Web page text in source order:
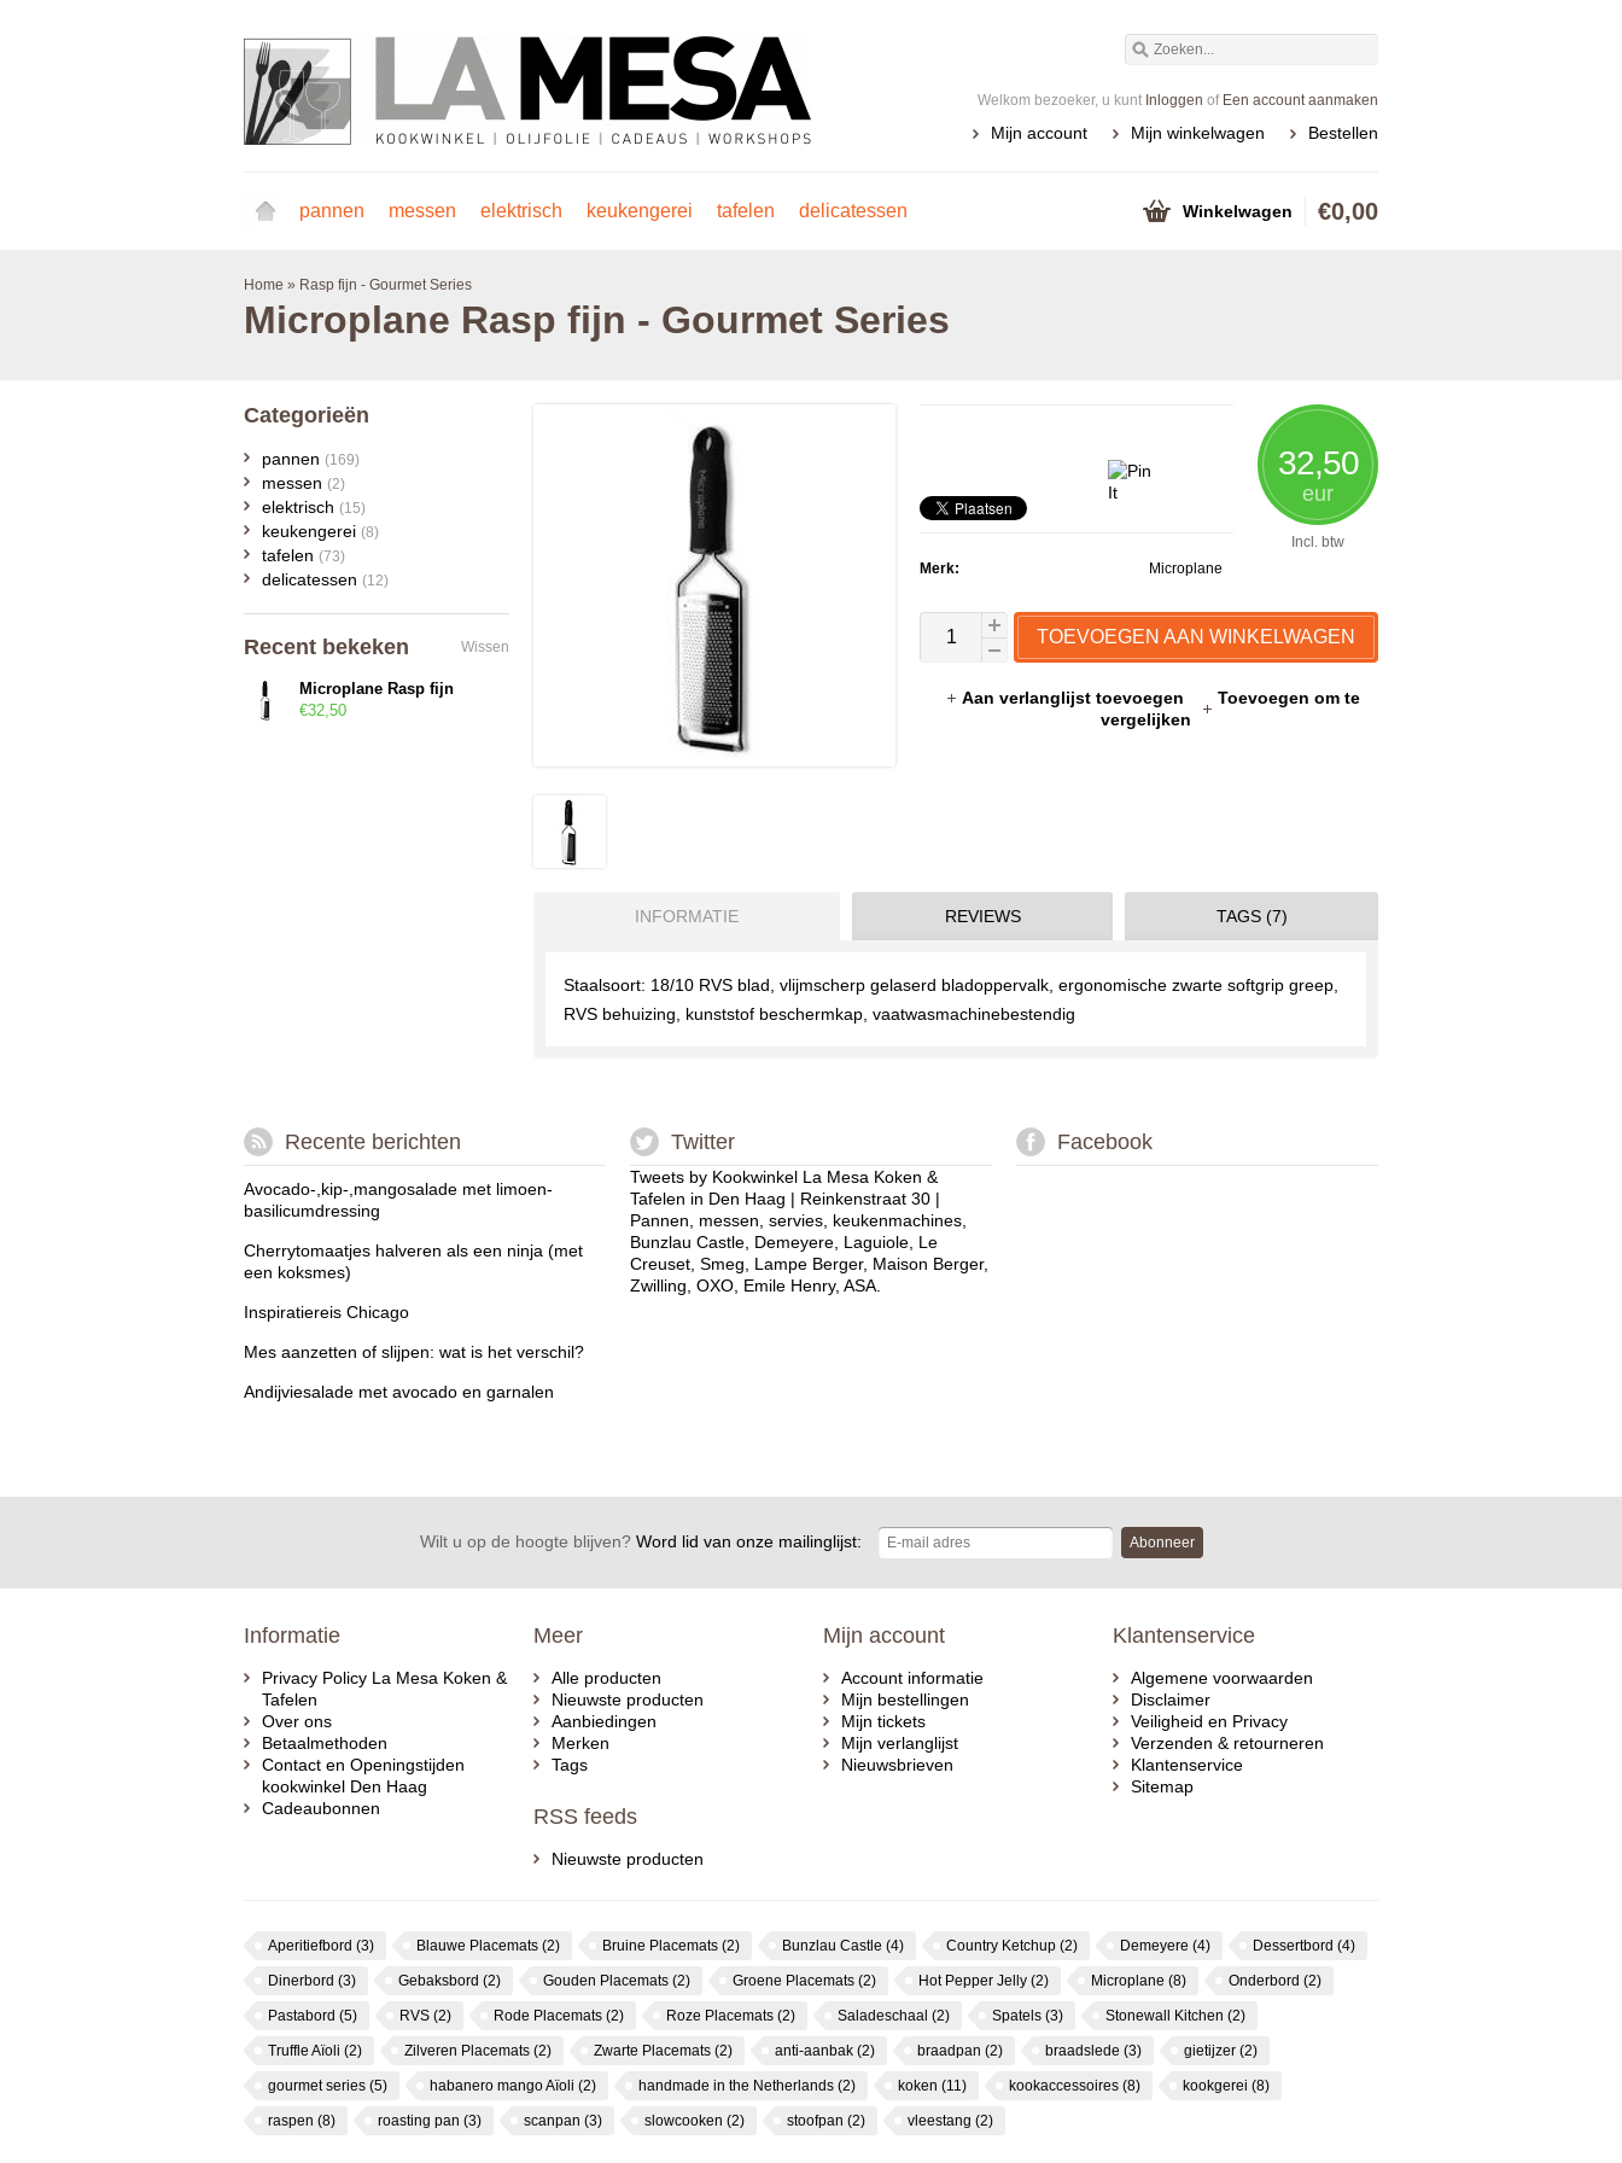
Welkom bezoeker, u kunt Inloggen of Een account aanmaken
Mijn account Mijn winkelwagen Bestellen
pannen messen elektrisch keukengerei tafelen delicatessen Winkelwagen €0,00
Home » Rasp fijn - Gourmet Series
Microplane Rasp fijn - Gourmet Series
32,50
eur
Incl. btw
Merk:
Microplane
TOEVOEGEN AAN WINKELWAGEN
Aan verlanglijst toevoegen
Toevoegen om te
vergelijken
INFORMATIE REVIEWS TAGS (7)
Staalsoort: 18/10 RVS blad, vlijmscherp gelaserd bladoppervalk, ergonomische zwarte softgrip greep,
RVS behuizing, kunststof beschermkap, vaatwasmachinebestendig
Categorieën
pannen (169)
messen (2)
elektrisch (15)
keukengerei (8)
tafelen (73)
delicatessen (12)
Recent bekeken Wissen
Microplane Rasp fijn
€32,50
Recente berichten
Avocado-,kip-,mangosalade met limoen-
basilicumdressing
Cherrytomaatjes halveren als een ninja (met
een koksmes)
Inspiratiereis Chicago
Mes aanzetten of slijpen: wat is het verschil?
Andijviesalade met avocado en garnalen
Twitter
Tweets by Kookwinkel La Mesa Koken &
Tafelen in Den Haag | Reinkenstraat 30 |
Pannen, messen, servies, keukenmachines,
Bunzlau Castle, Demeyere, Laguiole, Le
Creuset, Smeg, Lampe Berger, Maison Berger,
Zwilling, OXO, Emile Henry, ASA.
Facebook
Wilt u op de hoogte blijven?Word lid van onze mailinglijst: Abonneer
Informatie
Privacy Policy La Mesa Koken &
Tafelen
Over ons
Betaalmethoden
Contact en Openingstijden
kookwinkel Den Haag
Cadeaubonnen
Meer
Alle producten
Nieuwste producten
Aanbiedingen
Merken
Tags
RSS feeds
Nieuwste producten
Mijn account
Account informatie
Mijn bestellingen
Mijn tickets
Mijn verlanglijst
Nieuwsbrieven
Klantenservice
Algemene voorwaarden
Disclaimer
Veiligheid en Privacy
Verzenden & retourneren
Klantenservice
Sitemap
Aperitiefbord (3) Blauwe Placemats (2) Bruine Placemats (2) Bunzlau Castle (4) Country Ketchup (2) Demeyere (4) Dessertbord (4)
Dinerbord (3) Gebaksbord (2) Gouden Placemats (2) Groene Placemats (2) Hot Pepper Jelly (2) Microplane (8) Onderbord (2)
Pastabord (5) RVS (2) Rode Placemats (2) Roze Placemats (2) Saladeschaal (2) Spatels (3) Stonewall Kitchen (2)
Truffle Aïoli (2) Zilveren Placemats (2) Zwarte Placemats (2) anti-aanbak (2) braadpan (2) braadslede (3) gietijzer (2)
gourmet series (5) habanero mango Aïoli (2) handmade in the Netherlands (2) koken (11) kookaccessoires (8) kookgerei (8)
raspen (8) roasting pan (3) scanpan (3) slowcooken (2) stoofpan (2) vleestang (2)